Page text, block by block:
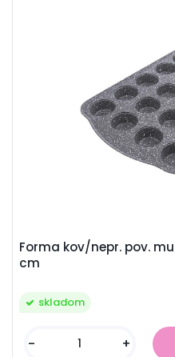
Forma kov/nepr. pov.
cm
skladom
- +